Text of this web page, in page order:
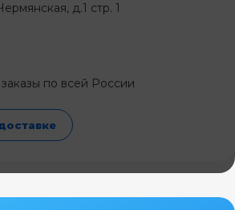
д.1 стр. 1
по всей России